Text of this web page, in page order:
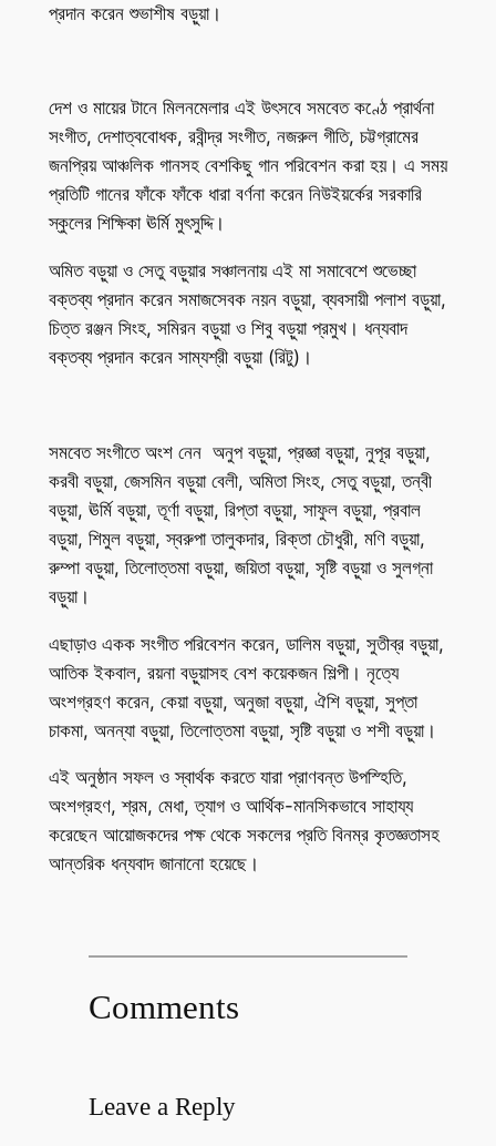
প্রদান করেন শুভাশীষ বড়ুয়া।
দেশ ও মায়ের টানে মিলনমেলার এই উৎসবে সমবেত কণ্ঠে প্রার্থনা
সংগীত, দেশাত্ববোধক, রবীন্দ্র সংগীত, নজরুল গীতি, চট্টগ্রামের
জনপ্রিয় আঞ্চলিক গানসহ বেশকিছু গান পরিবেশন করা হয়। এ সময়
প্রতিটি গানের ফাঁকে ফাঁকে ধারা বর্ণনা করেন নিউইয়র্কের সরকারি
স্কুলের শিক্ষিকা ঊর্মি মুৎসুদ্দি।
অমিত বড়ুয়া ও সেতু বড়ুয়ার সঞ্চালনায় এই মা সমাবেশে শুভেচ্ছা
বক্তব্য প্রদান করেন সমাজসেবক নয়ন বড়ুয়া, ব্যবসায়ী পলাশ বড়ুয়া,
চিত্ত রঞ্জন সিংহ, সমিরন বড়ুয়া ও শিবু বড়ুয়া প্রমুখ। ধন্যবাদ
বক্তব্য প্রদান করেন সাম্যশ্রী বড়ুয়া (রিটু)।
সমবেত সংগীতে অংশ নেন অনুপ বড়ুয়া, প্রজ্ঞা বড়ুয়া, নুপূর বড়ুয়া,
করবী বড়ুয়া, জেসমিন বড়ুয়া বেলী, অমিতা সিংহ, সেতু বড়ুয়া, তন্বী
বড়ুয়া, ঊর্মি বড়ুয়া, তূর্ণা বড়ুয়া, রিপ্তা বড়ুয়া, সাফুল বড়ুয়া, প্রবাল
বড়ুয়া, শিমুল বড়ুয়া, স্বরুপা তালুকদার, রিক্তা চৌধুরী, মণি বড়ুয়া,
রুম্পা বড়ুয়া, তিলোত্তমা বড়ুয়া, জয়িতা বড়ুয়া, সৃষ্টি বড়ুয়া ও সুলগ্না
বড়ুয়া।
এছাড়াও একক সংগীত পরিবেশন করেন, ডালিম বড়ুয়া, সুতীব্র বড়ুয়া,
আতিক ইকবাল, রয়না বড়ুয়াসহ বেশ কয়েকজন শিল্পী। নৃত্যে
অংশগ্রহণ করেন, কেয়া বড়ুয়া, অনুজা বড়ুয়া, ঐশি বড়ুয়া, সুপ্তা
চাকমা, অনন্যা বড়ুয়া, তিলোত্তমা বড়ুয়া, সৃষ্টি বড়ুয়া ও শশী বড়ুয়া।
এই অনুষ্ঠান সফল ও স্বার্থক করতে যারা প্রাণবন্ত উপস্হিতি,
অংশগ্রহণ, শ্রম, মেধা, ত্যাগ ও আর্থিক-মানসিকভাবে সাহায্য
করেছেন আয়োজকদের পক্ষ থেকে সকলের প্রতি বিনম্র কৃতজ্ঞতাসহ
আন্তরিক ধন্যবাদ জানানো হয়েছে।
Comments
Leave a Reply